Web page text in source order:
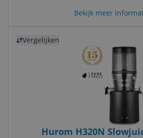
Bekijk meer
Vergelijken
Hurom H320N